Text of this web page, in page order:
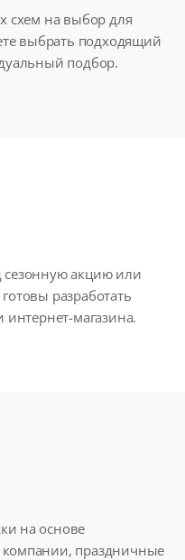
схем на выбор для
выбрать подходящий
подбор.
акцию или
разработать
магазина.
на основе
праздничные